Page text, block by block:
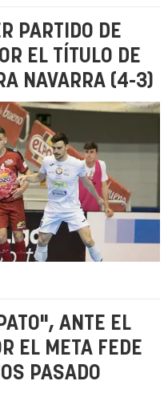
PARTIDO DE
EL TÍTULO DE
NAVARRA (4-3)
ANTE EL
EL META FEDE
PASADO